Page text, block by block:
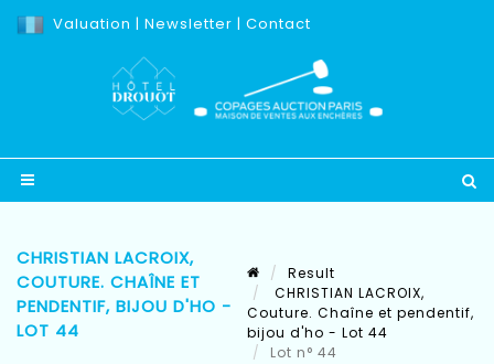
Valuation | Newsletter | Contact
CHRISTIAN LACROIX,
COUTURE. CHAÎNE ET
PENDENTIF, BIJOU D'HO -
LOT 44
Result
CHRISTIAN LACROIX,
Couture. Chaîne et pendentif,
bijou d'ho - Lot 44
Lot n° 44